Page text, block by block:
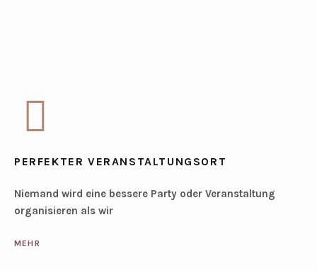
PERFEKTER VERANSTALTUNGSORT
Niemand wird eine bessere Party oder Veranstaltung
organisieren als wir
MEHR